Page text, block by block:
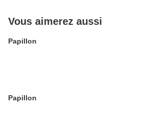
Vous aimerez aussi
Papillon
Papillon